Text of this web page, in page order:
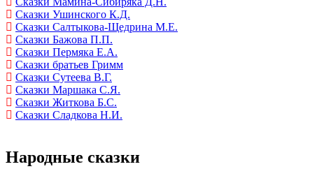
Сказки Ушинского К.Д.
Сказки Салтыкова-Щедрина М.Е.
Сказки Бажова П.П.
Сказки Пермяка Е.А.
Сказки братьев Гримм
Сказки Сутеева В.Г.
Сказки Маршака С.Я.
Сказки Житкова Б.С.
Сказки Сладкова Н.И.
Народные сказки